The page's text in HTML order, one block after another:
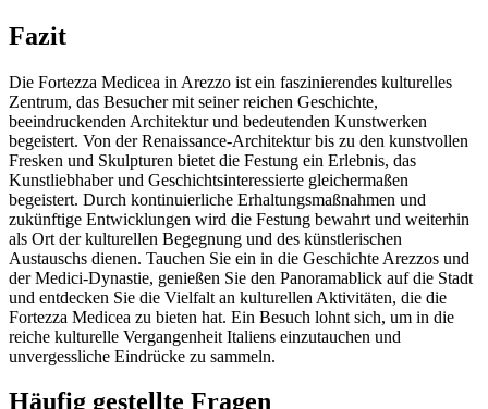
Fazit
Die Fortezza Medicea in Arezzo ist ein faszinierendes kulturelles
Zentrum, das Besucher mit seiner reichen Geschichte,
beeindruckenden Architektur und bedeutenden Kunstwerken
begeistert. Von der Renaissance-Architektur bis zu den kunstvollen
Fresken und Skulpturen bietet die Festung ein Erlebnis, das
Kunstliebhaber und Geschichtsinteressierte gleichermaßen
begeistert. Durch kontinuierliche Erhaltungsmaßnahmen und
zukünftige Entwicklungen wird die Festung bewahrt und weiterhin
als Ort der kulturellen Begegnung und des künstlerischen
Austauschs dienen. Tauchen Sie ein in die Geschichte Arezzos und
der Medici-Dynastie, genießen Sie den Panoramablick auf die Stadt
und entdecken Sie die Vielfalt an kulturellen Aktivitäten, die die
Fortezza Medicea zu bieten hat. Ein Besuch lohnt sich, um in die
reiche kulturelle Vergangenheit Italiens einzutauchen und
unvergessliche Eindrücke zu sammeln.
Häufig gestellte Fragen